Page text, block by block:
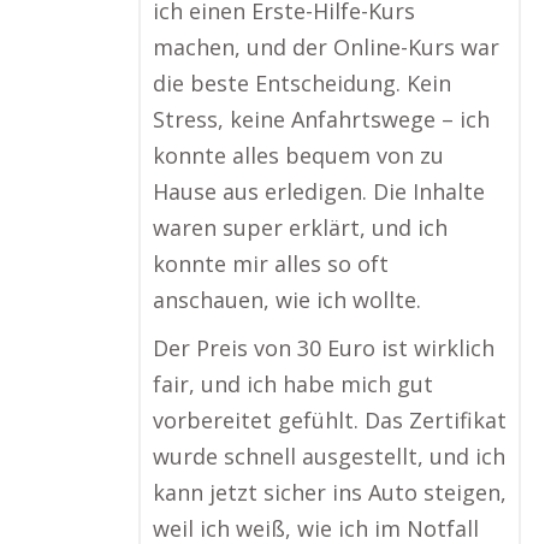
ich einen Erste-Hilfe-Kurs
machen, und der Online-Kurs war
die beste Entscheidung. Kein
Stress, keine Anfahrtswege – ich
konnte alles bequem von zu
Hause aus erledigen. Die Inhalte
waren super erklärt, und ich
konnte mir alles so oft
anschauen, wie ich wollte.
Der Preis von 30 Euro ist wirklich
fair, und ich habe mich gut
vorbereitet gefühlt. Das Zertifikat
wurde schnell ausgestellt, und ich
kann jetzt sicher ins Auto steigen,
weil ich weiß, wie ich im Notfall